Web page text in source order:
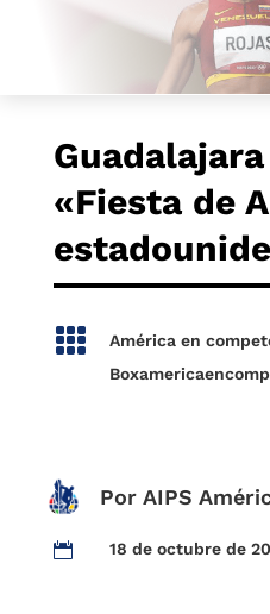
«Fiesta de
 América en
Por AIPS
 18 de octubre de